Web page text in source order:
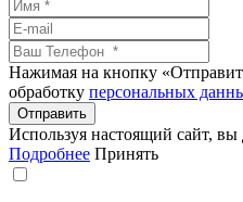
Нажимая на кнопку
обработку персональных
Используя настоящий сайт, вы
Подробнее Принять